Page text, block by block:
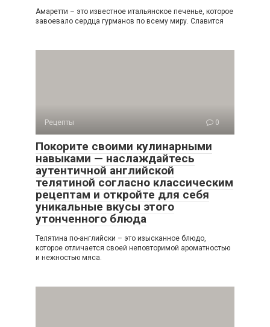
Амаретти – это известное итальянское печенье, которое
завоевало сердца гурманов по всему миру. Славится
Рецепты 0
Покорите своими кулинарными
навыками — наслаждайтесь
аутентичной английской
телятиной согласно классическим
рецептам и откройте для себя
уникальные вкусы этого
утонченного блюда
Телятина по-английски – это изысканное блюдо,
которое отличается своей неповторимой ароматностью
и нежностью мяса.